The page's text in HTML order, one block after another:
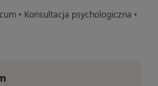
• Konsultacja psychologiczna •